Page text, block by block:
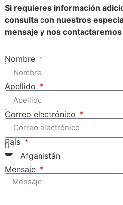
Si requieres información
consulta con nuestros
mensaje y nos
Nombre
Apellido
Correo electrónico
País
Mensaje